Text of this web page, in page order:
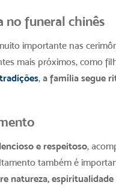
no funeral chinês
importante nas
mais próximos, como
tradições, a família segue
e respeitoso,
também é
natureza, espiritualidade